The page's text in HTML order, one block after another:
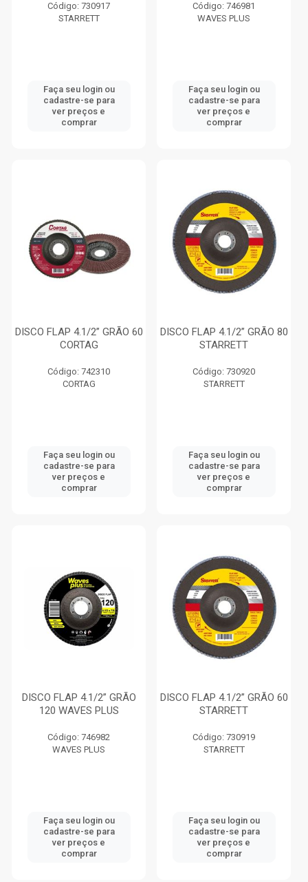
Código: 730917
STARRETT
Faça seu login ou
cadastre-se para
ver preços e
comprar
Código: 746981
WAVES PLUS
Faça seu login ou
cadastre-se para
ver preços e
comprar
DISCO FLAP 4.1/2” GRÃO 60
CORTAG
Código: 742310
CORTAG
Faça seu login ou
cadastre-se para
ver preços e
comprar
DISCO FLAP 4.1/2” GRÃO 80
STARRETT
Código: 730920
STARRETT
Faça seu login ou
cadastre-se para
ver preços e
comprar
DISCO FLAP 4.1/2” GRÃO
120 WAVES PLUS
Código: 746982
WAVES PLUS
Faça seu login ou
cadastre-se para
ver preços e
comprar
DISCO FLAP 4.1/2” GRÃO 60
STARRETT
Código: 730919
STARRETT
Faça seu login ou
cadastre-se para
ver preços e
comprar